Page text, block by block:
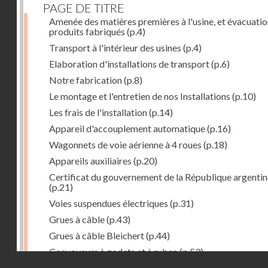
PAGE DE TITRE
Amenée des matières premières à l'usine, et
produits fabriqués (p.4)
Transport à l'intérieur des usines (p.4)
Elaboration d'installations de transport(p.6)
Notre fabrication(p.8)
Le montage et l'entretien de nos Installations (p.10)
Les frais de l'installation(p.14)
Appareil d'accouplement automatique(p.16)
Wagonnets de voie aérienne à 4 roues (p.18)
Appareils auxiliaires (p.20)
Certificat du gouvernement de la République
(p.21)
Voies suspendues électriques (p.31)
Grues à câble(p.43)
Grues à câble Bleichert(p.44)
Convoyeurs à godets et à ruban(p.53)